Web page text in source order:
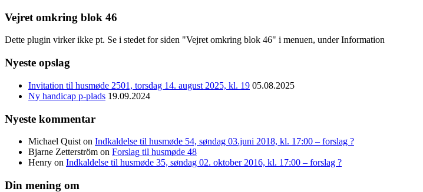
Vejret omkring blok 46
Dette plugin virker ikke pt. Se i stedet for siden "Vejret omkring blok 46" i menuen, under Information
Nyeste opslag
Invitation til husmøde 2501, torsdag 14. august 2025, kl. 19 05.08.2025
Ny handicap p-plads 19.09.2024
Nyeste kommentar
Michael Quist on Indkaldelse til husmøde 54, søndag 03.juni 2018, kl. 17:00 – forslag ?
Bjarne Zetterström on Forslag til husmøde 48
Henry on Indkaldelse til husmøde 35, søndag 02. oktober 2016, kl. 17:00 – forslag ?
Din mening om